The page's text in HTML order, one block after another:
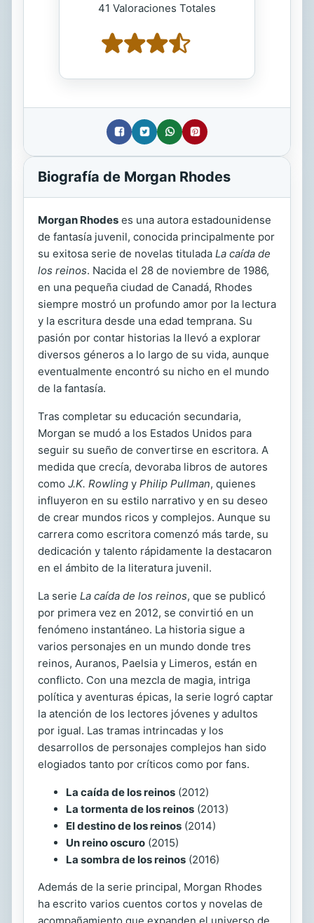
41 Valoraciones Totales
Biografía de Morgan Rhodes
Morgan Rhodes es una autora estadounidense
de fantasía juvenil, conocida principalmente por
su exitosa serie de novelas titulada La caída de
los reinos. Nacida el 28 de noviembre de 1986,
en una pequeña ciudad de Canadá, Rhodes
siempre mostró un profundo amor por la lectura
y la escritura desde una edad temprana. Su
pasión por contar historias la llevó a explorar
diversos géneros a lo largo de su vida, aunque
eventualmente encontró su nicho en el mundo
de la fantasía.
Tras completar su educación secundaria,
Morgan se mudó a los Estados Unidos para
seguir su sueño de convertirse en escritora. A
medida que crecía, devoraba libros de autores
como J.K. Rowling y Philip Pullman, quienes
influyeron en su estilo narrativo y en su deseo
de crear mundos ricos y complejos. Aunque su
carrera como escritora comenzó más tarde, su
dedicación y talento rápidamente la destacaron
en el ámbito de la literatura juvenil.
La serie La caída de los reinos, que se publicó
por primera vez en 2012, se convirtió en un
fenómeno instantáneo. La historia sigue a
varios personajes en un mundo donde tres
reinos, Auranos, Paelsia y Limeros, están en
conflicto. Con una mezcla de magia, intriga
política y aventuras épicas, la serie logró captar
la atención de los lectores jóvenes y adultos
por igual. Las tramas intrincadas y los
desarrollos de personajes complejos han sido
elogiados tanto por críticos como por fans.
La caída de los reinos (2012)
La tormenta de los reinos (2013)
El destino de los reinos (2014)
Un reino oscuro (2015)
La sombra de los reinos (2016)
Además de la serie principal, Morgan Rhodes
ha escrito varios cuentos cortos y novelas de
acompañamiento que expanden el universo de